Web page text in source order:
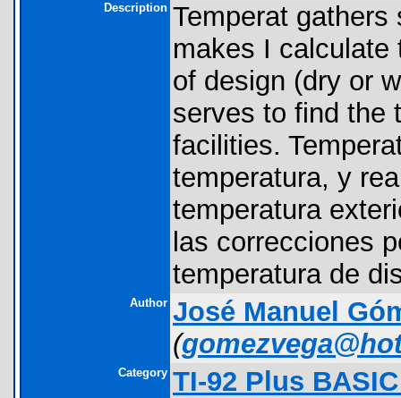
Description Temperat
makes I calculate
of design (dry or
serves to find the
facilities.
temperatura, y
temperatura
las correcciones
temperatura de
Author José Manuel
(
Category TI-92 Plus